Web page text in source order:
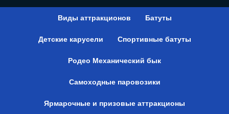
Виды аттракционов Батуты
Детские карусели Спортивные батуты
Родео Механический бык
Самоходные паровозики
Ярмарочные и призовые аттракционы